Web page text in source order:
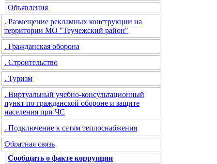
Объявления
. Размещение рекламных конструкции на
территории МО "Теучежский район"
. Гражданская оборона
. Строительство
. Туризм
. Виртуальный учебно-консультационный
пункт по гражданской обороне и защите
населения при ЧС
. Подключение к сетям теплоснабжения
Обратная связь
Сообщить о факте коррупции